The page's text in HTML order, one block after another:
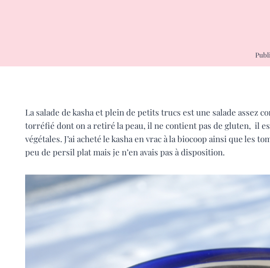
La salade de kasha et plein de petits trucs est une salade assez
torréfié dont on a retiré la peau, il ne contient pas de gluten, il
végétales. J’ai acheté le kasha en vrac à la biocoop ainsi que les
peu de persil plat mais je n’en avais pas à disposition.